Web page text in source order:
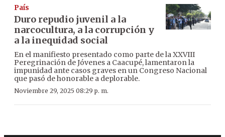
País
Duro repudio juvenil a la
narcocultura, a la corrupción y
a la inequidad social
En el manifiesto presentado como parte de la XXVIII
Peregrinación de Jóvenes a Caacupé, lamentaron la
impunidad ante casos graves en un Congreso Nacional
que pasó de honorable a deplorable.
Noviembre 29, 2025 08:29 p. m.